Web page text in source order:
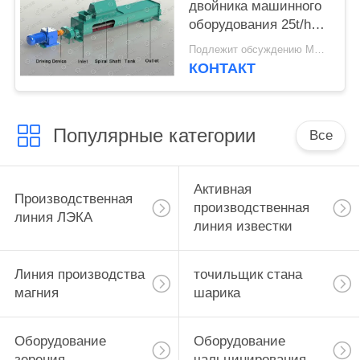
двойника машинного
оборудования 25t/h
металлургии среднего
масштаба
Подлежит обсуждению MOQ:1 набор
КОНТАКТ
Популярные категории Все
Производственная
линия ЛЭКА
Активная
производственная
линия известки
Линия производства
магния
точильщик стана
шарика
Оборудование
Оборудование